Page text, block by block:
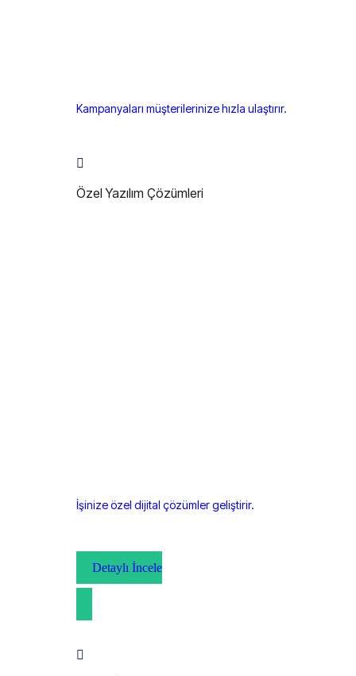
Kampanyaları müşterilerinize hızla ulaştırır.
Özel Yazılım Çözümleri
İşinize özel dijital çözümler geliştirir.
Detaylı İncele